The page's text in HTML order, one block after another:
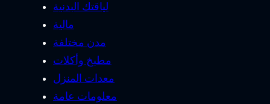
لياقتك البدنية
مالية
مدن مختلفة
مطبخ وأكلات
معدات المنزل
معلومات عامة